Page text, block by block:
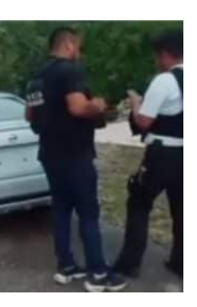
un hombre con un
herido
en Cancún, tuvo
involucra a dos sicarios y a
28 de abril, cuando
911,
múltiples
en la región 234